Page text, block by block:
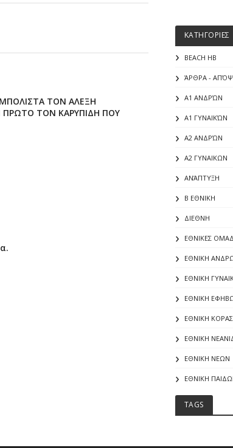
ΤΟΝ ΑΛΕΞΗ
ΠΡΩΤΟ ΤΟΝ ΚΑΡΥΠΙΔΗ ΠΟΥ
ΚΑΤΗΓΟΡΙΕΣ
BEACH HB
ΆΡΘΡΑ -
Α1 ΑΝΔΡΏΝ
Α1 ΓΥΝΑΙΚΏΝ
Α2 ΑΝΔΡΏΝ
Α2 ΓΥΝΑΙΚΩΝ
ΑΝΆΠΤΥΞΗ
Β ΕΘΝΙΚΗ
ΔΙΕΘΝΗ
ΕΘΝΙΚΕΣ
ΕΘΝΙΚΗ
ΕΘΝΙΚΗ
ΕΘΝΙΚΗ
ΕΘΝΙΚΗ
ΕΘΝΙΚΗ
ΕΘΝΙΚΗ ΝΕΩΝ
ΕΘΝΙΚΗ
TAGS